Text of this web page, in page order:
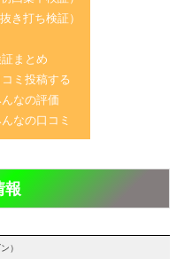
き打ち検証）
証まとめ
コミ投稿する
んなの評価
なの口コミ
報
）